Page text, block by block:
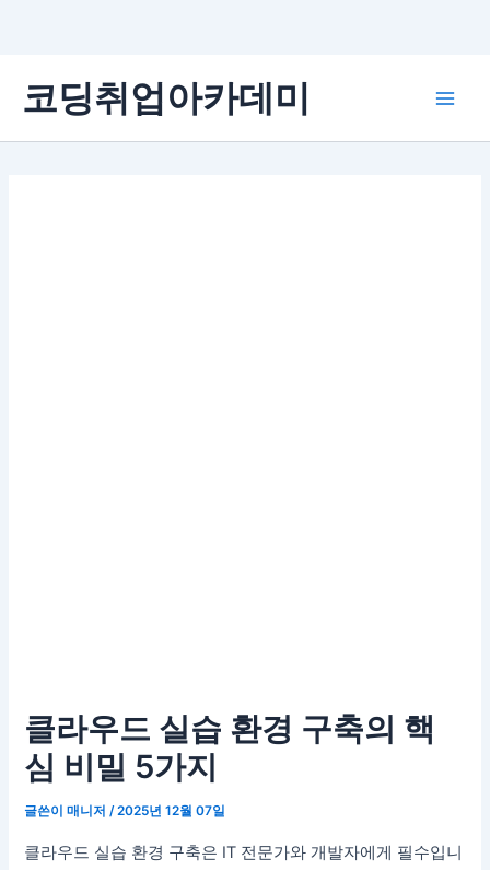
로
코딩취업아카데미
클라우드 실습 환경 구축의 핵
심 비밀 5가지
글쓴이매니저 /2025년 12월 07일
클라우드 실습 환경 구축은 IT 전문가와 개발자에게 필수입니